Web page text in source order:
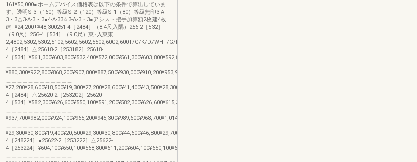
161¥50,000●ホームデバイス価格表は以下の条件で算出していま
す。透明S-3（160）等級S-2（120）等級S-1（80）等級無印3-A-
3・3△3-A-3・3●4-A-33☆3-A-3・3●アシスト把手加算額2枚建4枚
建+¥24,200+¥48,300251-4［2484］（8.4尺入隅）256-2［532］
（9.0尺）256-4［534］（9.0尺）東･入東東
2,4802,5302,5302,5102,5602,5602,5502,6002,600T/G/K/D/WHT/G/K/D/WHT/G/K/D/WH25118-
4［2484］△25618-2［253182］25618-
4［534］¥561,300¥603,800¥532,400¥572,000¥561,300¥603,800¥592,800¥636,500¥550,000¥590,400¥592,800¥636,500
¥880,300¥922,800¥868,200¥907,800¥887,500¥930,000¥910,200¥953,900¥883,800¥924,200¥916,600¥960,300
¥27,200¥28,600¥18,500¥19,300¥27,200¥28,600¥41,400¥43,500¥28,300¥29,700¥41,400¥43,50025120-
4［2484］△25620-2［253202］25620-
4［534］¥582,300¥626,600¥550,100¥591,200¥582,300¥626,600¥615,300¥661,000¥568,800¥610,900¥615,300¥661,000
¥937,700¥982,000¥924,100¥965,200¥945,300¥989,600¥968,700¥1,014,400¥940,800¥982,900¥975,900¥1,021,600
¥29,300¥30,800¥19,400¥20,500¥29,300¥30,800¥44,600¥46,800¥29,700¥31,200¥44,600¥46,800△25122-
4［248224］●25622-2［253222］△25622-
4［253224］¥604,100¥650,100¥568,800¥611,200¥604,100¥650,100¥638,500¥686,000¥588,400¥631,900¥638,500¥686,000